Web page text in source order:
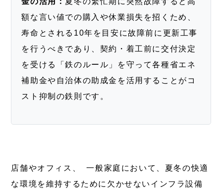
額な言い値での購入や休業損失を招くため、
寿命とされる10年を目安に故障前に更新工事
を行うべきであり、契約・着工前に交付決定
を受ける「鉄のルール」を守って各種省エネ
補助金や自治体の助成金を活用することがコ
スト抑制の鉄則です。
店舗やオフィス、 一般家庭において、夏冬の快適
な環境を維持するために欠かせないインフラ設備